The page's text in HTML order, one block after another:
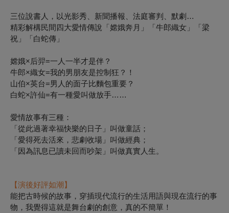
三位說書人，以光影秀、新聞播報、法庭審判、默劇…
精彩解構民間四大愛情傳說「嫦娥奔月」「牛郎織女」「梁
祝」「白蛇傳」
嫦娥×后羿=一人一半才是伴？
牛郎×織女=我的男朋友是控制狂？！
山伯×英台=男人的面子比麵包重要？
白蛇×許仙=有一種愛叫做放手……
愛情故事有三種：
「從此過著幸福快樂的日子」叫做童話；
「愛得死去活來，悲劇收場」叫做經典；
「因為訊息已讀未回而吵架」叫做真實人生。
【演後好評如潮】
能把古時候的故事，穿插現代流行的生活用語與現在流行的事
物，我覺得這就是舞台劇的創意，真的不簡單！